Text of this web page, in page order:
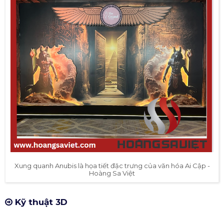
Xung quanh Anubis là họa tiết đặc trưng của văn hóa Ai Cập -
Hoàng Sa Việt
Kỹ thuật 3D